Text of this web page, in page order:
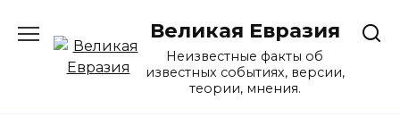
содержанию
Великая Евразия
Неизвестные факты об
известных событиях, версии,
теории, мнения.